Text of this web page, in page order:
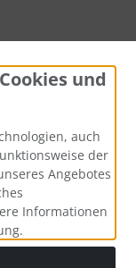
und
auch
der
Angebotes
Informationen